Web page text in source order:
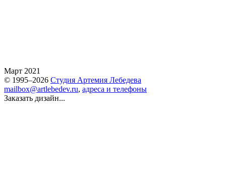
Март 2021
© 1995–2026 Студия Артемия Лебедева
mailbox@artlebedev.ru, адреса и телефоны
Заказать дизайн...